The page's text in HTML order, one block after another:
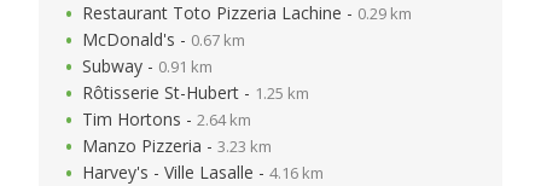
Restaurant Toto Pizzeria Lachine - 0.29 km
McDonald's - 0.67 km
Subway - 0.91 km
Rôtisserie St-Hubert - 1.25 km
Tim Hortons - 2.64 km
Manzo Pizzeria - 3.23 km
Harvey's - Ville Lasalle - 4.16 km